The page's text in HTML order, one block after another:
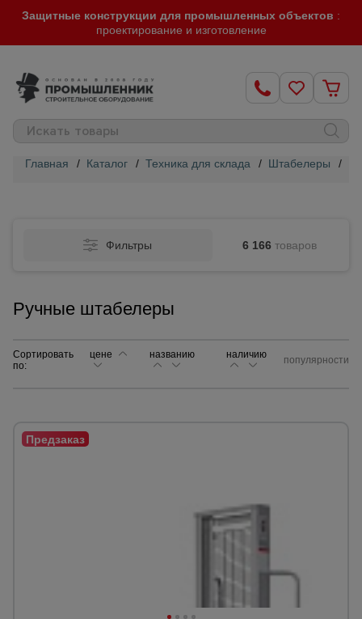
Защитные конструкции для промышленных объектов :
проектирование и изготовление
Главная / Каталог / Техника для склада / Штабелеры /
Фильтры 6 166 товаров
Ручные штабелеры
Сортировать
по:
цене названию наличию популярности